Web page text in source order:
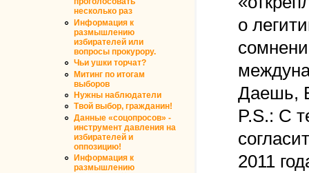
несколько раз
Информация к
размышлению
избирателей или
вопросы прокурору.
Чьи ушки торчат?
Митинг по итогам
выборов
Нужны наблюдатели
Твой выбор, гражданин!
Данные «соцопросов» -
инструмент давления на
избирателей и
оппозицию!
Информация к
размышлению
о
Даешь,
P.S.: С
2011